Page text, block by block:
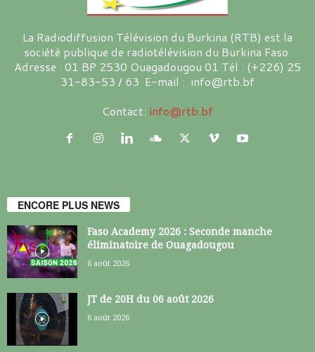
La Radiodiffusion Télévision du Burkina (RTB) est la
société publique de radiotélévision du Burkina Faso.
Adresse : 01 BP 2530 Ouagadougou 01 Tél : (+226) 25
31-83-53 / 63 E-mail : info@rtb.bf
Contact: info@rtb.bf
ENCORE PLUS NEWS
Faso Academy 2026 : Seconde manche
éliminatoire de Ouagadougou
6 août 2026
JT de 20H du 06 août 2026
6 août 2026